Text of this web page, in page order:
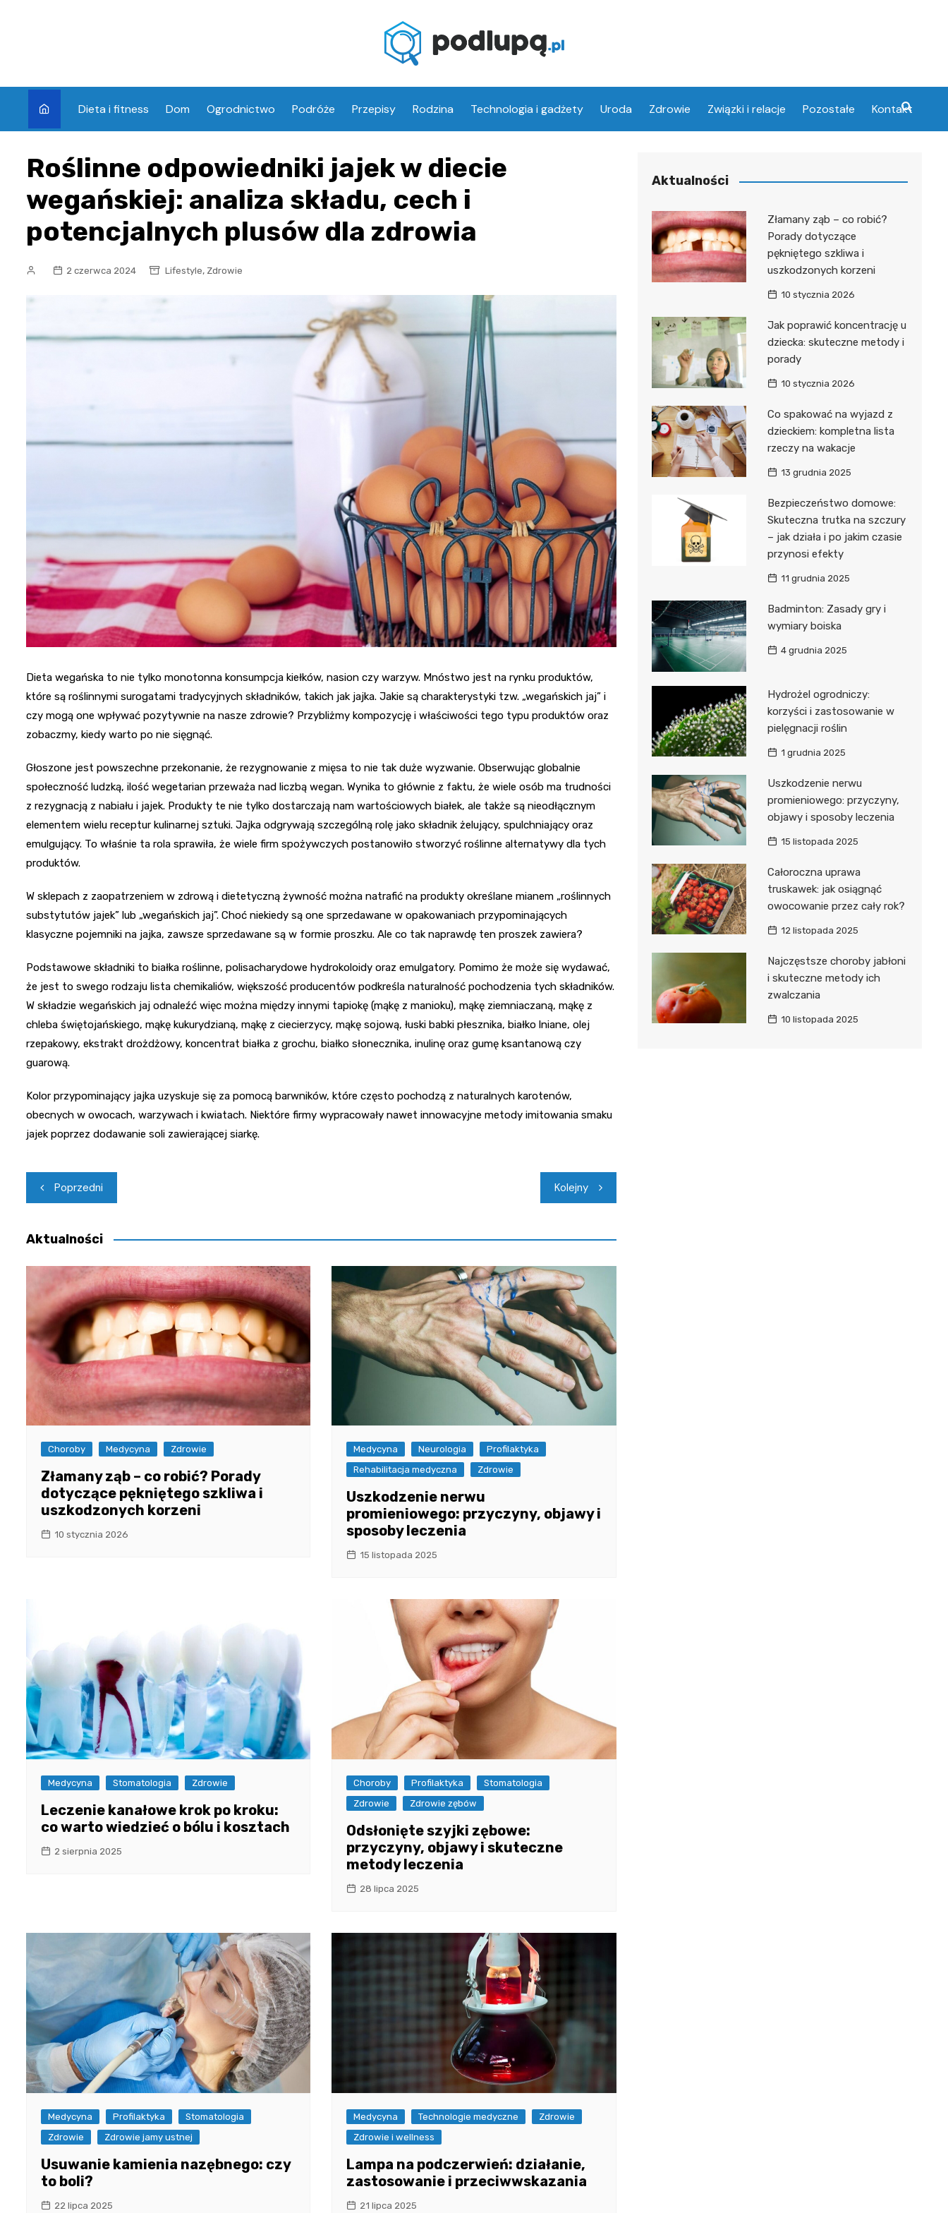
Dieta i fitness Dom Ogrodnictwo Podróże Przepisy Rodzina Technologia i gadżety Uroda Zdrowie Związki i relacje Pozostałe Kontakt
Roślinne odpowiedniki jajek w diecie
wegańskiej: analiza składu, cech i
potencjalnych plusów dla zdrowia
2 czerwca 2024 Lifestyle, Zdrowie
Dieta wegańska to nie tylko monotonna konsumpcja kiełków, nasion czy warzyw. Mnóstwo jest na rynku produktów,
które są roślinnymi surogatami tradycyjnych składników, takich jak jajka. Jakie są charakterystyki tzw. „wegańskich jaj” i
czy mogą one wpływać pozytywnie na nasze zdrowie? Przybliżmy kompozycję i właściwości tego typu produktów oraz
zobaczmy, kiedy warto po nie sięgnąć.
Głoszone jest powszechne przekonanie, że rezygnowanie z mięsa to nie tak duże wyzwanie. Obserwując globalnie
społeczność ludzką, ilość wegetarian przeważa nad liczbą wegan. Wynika to głównie z faktu, że wiele osób ma trudności
z rezygnacją z nabiału i jajek. Produkty te nie tylko dostarczają nam wartościowych białek, ale także są nieodłącznym
elementem wielu receptur kulinarnej sztuki. Jajka odgrywają szczególną rolę jako składnik żelujący, spulchniający oraz
emulgujący. To właśnie ta rola sprawiła, że wiele firm spożywczych postanowiło stworzyć roślinne alternatywy dla tych
produktów.
W sklepach z zaopatrzeniem w zdrową i dietetyczną żywność można natrafić na produkty określane mianem „roślinnych
substytutów jajek” lub „wegańskich jaj”. Choć niekiedy są one sprzedawane w opakowaniach przypominających
klasyczne pojemniki na jajka, zawsze sprzedawane są w formie proszku. Ale co tak naprawdę ten proszek zawiera?
Podstawowe składniki to białka roślinne, polisacharydowe hydrokoloidy oraz emulgatory. Pomimo że może się wydawać,
że jest to swego rodzaju lista chemikaliów, większość producentów podkreśla naturalność pochodzenia tych składników.
W składzie wegańskich jaj odnaleźć więc można między innymi tapiokę (mąkę z manioku), mąkę ziemniaczaną, mąkę z
chleba świętojańskiego, mąkę kukurydzianą, mąkę z ciecierzycy, mąkę sojową, łuski babki płesznika, białko lniane, olej
rzepakowy, ekstrakt drożdżowy, koncentrat białka z grochu, białko słonecznika, inulinę oraz gumę ksantanową czy
guarową.
Kolor przypominający jajka uzyskuje się za pomocą barwników, które często pochodzą z naturalnych karotenów,
obecnych w owocach, warzywach i kwiatach. Niektóre firmy wypracowały nawet innowacyjne metody imitowania smaku
jajek poprzez dodawanie soli zawierającej siarkę.
Nawigacja
wpisu
Poprzedni Kolejny
Aktualności
Choroby Medycyna Zdrowie
Złamany ząb – co robić? Porady
dotyczące pękniętego szkliwa i
uszkodzonych korzeni
10 stycznia 2026
Medycyna Neurologia
Profilaktyka
Rehabilitacja medyczna
Zdrowie
Uszkodzenie nerwu
promieniowego: przyczyny, objawy i
sposoby leczenia
15 listopada 2025
Medycyna Stomatologia Zdrowie
Leczenie kanałowe krok po kroku:
co warto wiedzieć o bólu i kosztach
2 sierpnia 2025
Choroby Profilaktyka
Stomatologia
Zdrowie
Zdrowie zębów
Odsłonięte szyjki zębowe:
przyczyny, objawy i skuteczne
metody leczenia
28 lipca 2025
Medycyna Profilaktyka
Stomatologia
Zdrowie
Zdrowie jamy ustnej
Usuwanie kamienia nazębnego: czy
to boli?
22 lipca 2025
Medycyna Technologie medyczne
Zdrowie
Zdrowie i wellness
Lampa na podczerwień: działanie,
zastosowanie i przeciwwskazania
21 lipca 2025
Aktualności
Złamany ząb – co robić?
Porady dotyczące
pękniętego szkliwa i
uszkodzonych korzeni
10 stycznia 2026
Jak poprawić koncentrację u
dziecka: skuteczne metody i
porady
10 stycznia 2026
Co spakować na wyjazd z
dzieckiem: kompletna lista
rzeczy na wakacje
13 grudnia 2025
Bezpieczeństwo domowe:
Skuteczna trutka na szczury
– jak działa i po jakim czasie
przynosi efekty
11 grudnia 2025
Badminton: Zasady gry i
wymiary boiska
4 grudnia 2025
Hydrożel ogrodniczy:
korzyści i zastosowanie w
pielęgnacji roślin
1 grudnia 2025
Uszkodzenie nerwu
promieniowego: przyczyny,
objawy i sposoby leczenia
15 listopada 2025
Całoroczna uprawa
truskawek: jak osiągnąć
owocowanie przez cały rok?
12 listopada 2025
Najczęstsze choroby jabłoni
i skuteczne metody ich
zwalczania
10 listopada 2025